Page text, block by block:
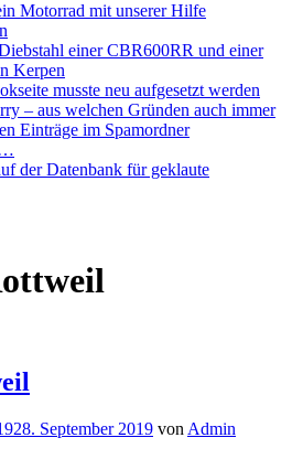
Motorrad mit unserer Hilfe
einer CBR600RR und einer
Kerpen
musste neu aufgesetzt werden
– aus welchen Gründen auch immer
Einträge im Spamordner
der Datenbank für geklaute
28. September 2019 von Admin